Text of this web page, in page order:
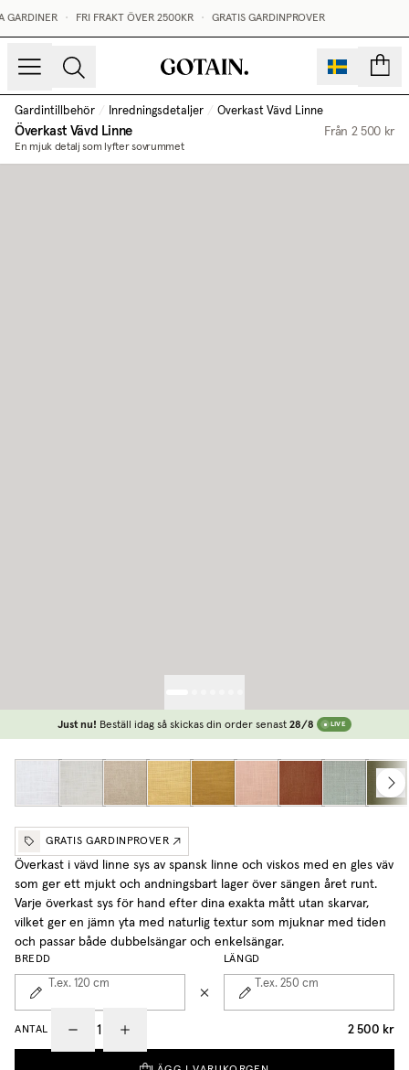
FRI FRAKT ÖVER 2500KR GRATIS GARDINPROVER
Gardintillbehör / Inredningsdetaljer / Överkast Vävd Linne
Överkast Vävd Linne
En mjuk detalj som lyfter sovrummet
Från 2 500 kr
Just nu! Beställ idag så skickas din order senast 28/8 LIVE
GRATIS GARDINPROVER
Överkast i vävd linne sys av spansk linne och viskos med en gles väv
som ger ett mjukt och andningsbart lager över sängen året runt.
Varje överkast sys för hand efter dina exakta mått utan skarvar,
vilket ger en jämn yta med naturlig textur som mjuknar med tiden
och passar både dubbelsängar och enkelsängar.
BREDD
T.ex. 120 cm
LÄNGD
T.ex. 250 cm
ANTAL 2 500 kr